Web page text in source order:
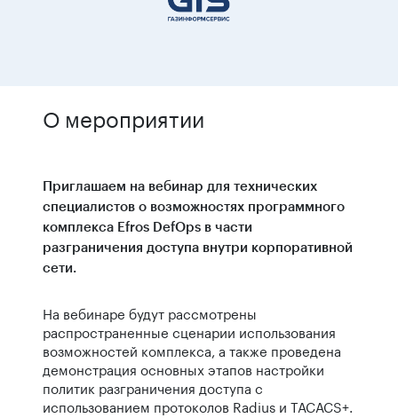
О мероприятии
Приглашаем на вебинар для технических
специалистов о возможностях программного
комплекса Efros DefOps в части
разграничения доступа внутри корпоративной
сети.
На вебинаре будут рассмотрены
распространенные сценарии использования
возможностей комплекса, а также проведена
демонстрация основных этапов настройки
политик разграничения доступа с
использованием протоколов Radius и TACACS+.